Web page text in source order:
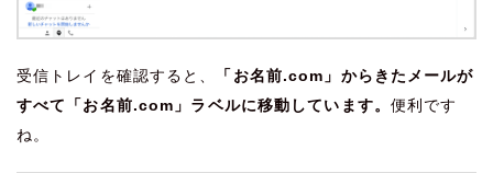
受信トレイを確認すると、
「お名前.com」からきたメールが
すべて「お名前.com」ラベルに移動しています。 便利です
ね。